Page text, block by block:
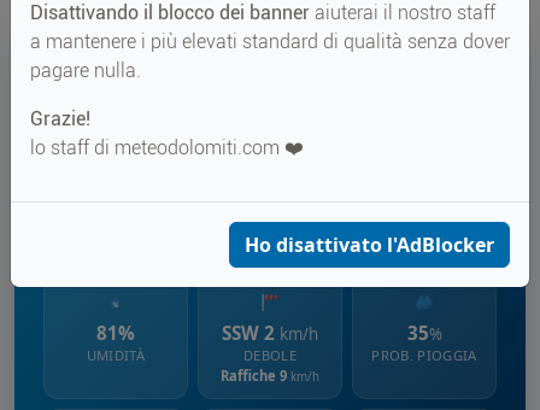
↑ 31° ↓ 21°
Nalles
81%
UMIDITÀ
SSW 2 km/h
DEBOLE
Raffiche 9 km/h
35%
PROB. PIOGGIA
Disattivando il blocco dei banner aiuterai il nostro staff
a mantenere i più elevati standard di qualità senza dover
pagare nulla.
Grazie!
lo staff di meteodolomiti.com ❤️
Ho disattivato l'AdBlocker